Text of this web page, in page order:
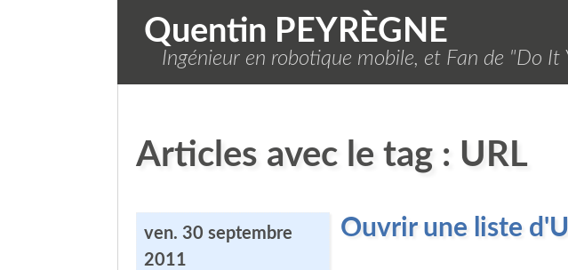
Quentin PEYRÈGNE
Ingénieur en robotique mobile, et Fan de "Do It
Articles avec le tag : URL
ven. 30 septembre
2011
Ouvrir une liste